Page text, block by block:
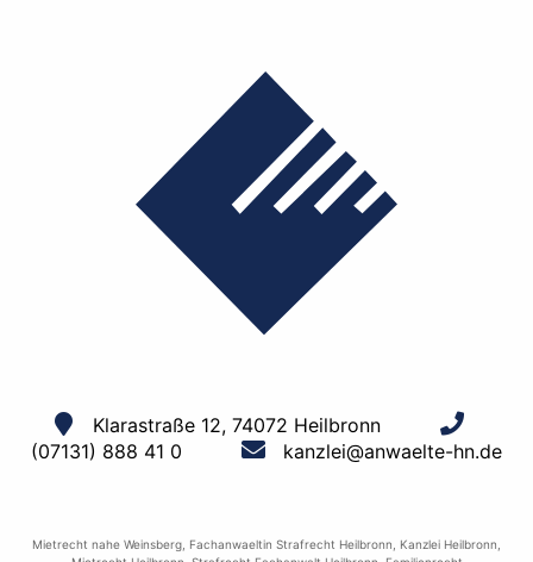
Klarastraße 12, 74072 Heilbronn
(07131) 888 41 0
kanzlei@anwaelte-hn.de
Mietrecht nahe Weinsberg Fachanwaeltin Strafrecht Heilbronn Kanzlei Heilbronn